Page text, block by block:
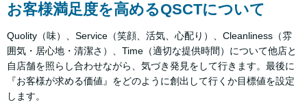
お客様満足度を高めるQSCTについて
Quolity（味）、Service（笑顔、活気、心配り）、Cleanliness（雰
囲気・居心地・清潔さ）、Time（適切な提供時間）について他店と
自店舗を照らし合わせながら、気づき発見をして行きます。最後に
『お客様が求める価値』をどのように創出して行くか目標値を設定
します。